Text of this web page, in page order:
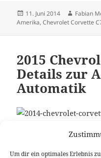
Um dir ein optimales Erlebnis
Veröffentlicht
am
11. Juni 2014 Autor
Fabian
Amerika,Chevrolet Corvette
2015
Details zur
Automatik
Die erst kürzlich